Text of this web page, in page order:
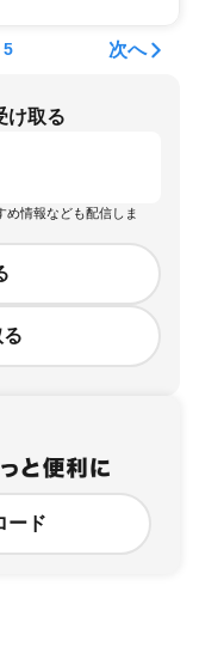
5 次へ
け取る
め情報なども配信しま
ード